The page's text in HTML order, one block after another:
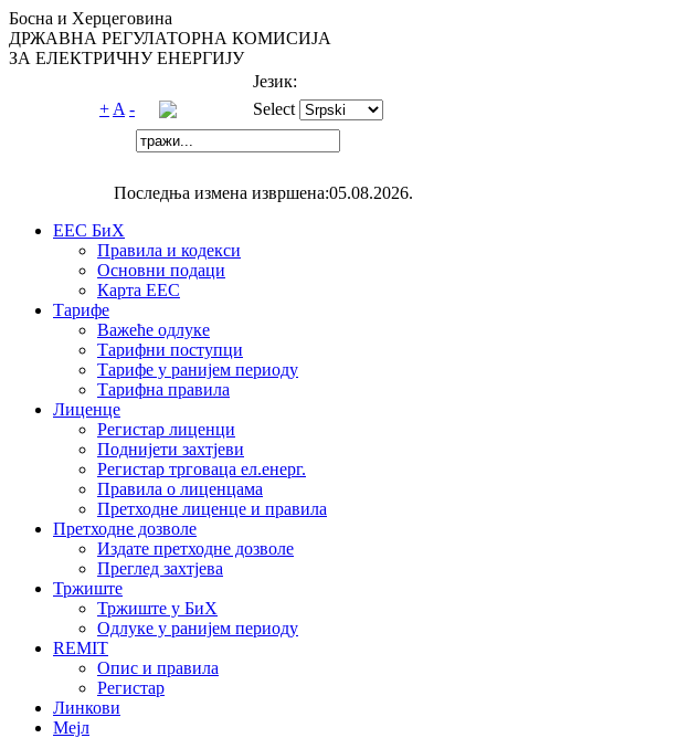
Босна и Херцеговина
ДРЖАВНА РЕГУЛАТОРНА КОМИСИЈА
ЗА ЕЛЕКТРИЧНУ ЕНЕРГИЈУ
Језик:
+ A - Select
Последња измена извршена:05.08.2026.
ЕЕС БиХ
Правила и кодекси
Основни подаци
Карта ЕЕС
Тарифе
Важеће одлуке
Тарифни поступци
Тарифе у ранијем периоду
Тарифна правила
Лиценце
Регистар лиценци
Поднијети захтјеви
Регистар трговаца ел.eнерг.
Правила о лиценцама
Претходне лиценце и правила
Претходне дозволе
Издате претходне дозволе
Преглед захтјева
Тржиште
Тржиште у БиХ
Одлуке у ранијем периоду
REMIT
Опис и правила
Регистар
Линкови
Мејл